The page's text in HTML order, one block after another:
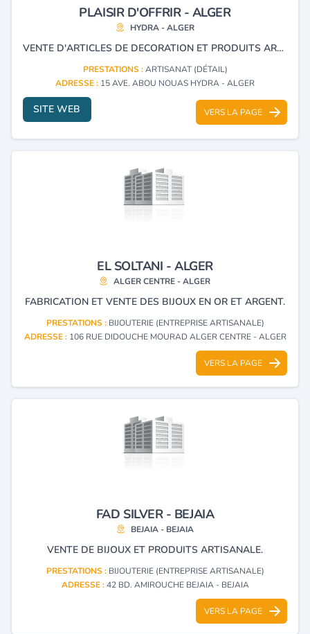
PLAISIR D'OFFRIR - ALGER
HYDRA - ALGER
VENTE D'ARTICLES DE DECORATION ET PRODUITS ARTISANAUX
PRESTATIONS :ARTISANAT (DÉTAIL)
ADRESSE : 15 AVE. ABOU NOUAS HYDRA - ALGER
SITE WEB VERS LA PAGE
EL SOLTANI - ALGER
ALGER CENTRE - ALGER
FABRICATION ET VENTE DES BIJOUX EN OR ET ARGENT.
PRESTATIONS : BIJOUTERIE (ENTREPRISE ARTISANALE)
ADRESSE : 106 RUE DIDOUCHE MOURAD ALGER CENTRE - ALGER
VERS LA PAGE
FAD SILVER - BEJAIA
BEJAIA - BEJAIA
VENTE DE BIJOUX ET PRODUITS ARTISANALE.
PRESTATIONS : BIJOUTERIE (ENTREPRISE ARTISANALE)
ADRESSE :42 BD. AMIROUCHE BEJAIA - BEJAIA
VERS LA PAGE